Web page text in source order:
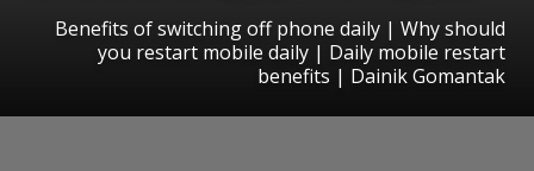
Benefits of switching off phone daily | Why should
you restart mobile daily | Daily mobile restart
benefits | Dainik Gomantak